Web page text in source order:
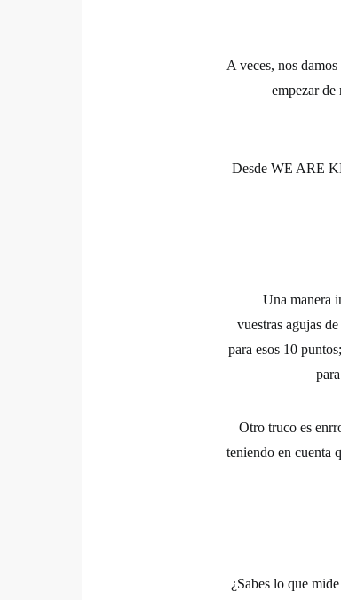
A veces, nos
empezar de
Desde WE ARE
Una manera
vuestras agujas
para esos 10
Otro truco es
teniendo en cuenta
¿Sabes lo que